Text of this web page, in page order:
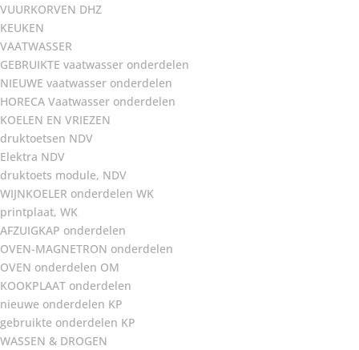
VUURKORVEN DHZ
KEUKEN
VAATWASSER
GEBRUIKTE vaatwasser onderdelen
NIEUWE vaatwasser onderdelen
HORECA Vaatwasser onderdelen
KOELEN EN VRIEZEN
druktoetsen NDV
Elektra NDV
druktoets module, NDV
WIJNKOELER onderdelen WK
printplaat, WK
AFZUIGKAP onderdelen
OVEN-MAGNETRON onderdelen
OVEN onderdelen OM
KOOKPLAAT onderdelen
nieuwe onderdelen KP
gebruikte onderdelen KP
WASSEN & DROGEN